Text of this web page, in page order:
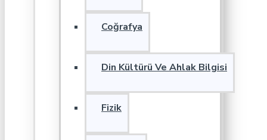
Coğrafya
Din Kültürü Ve Ahlak Bilgisi
Fizik